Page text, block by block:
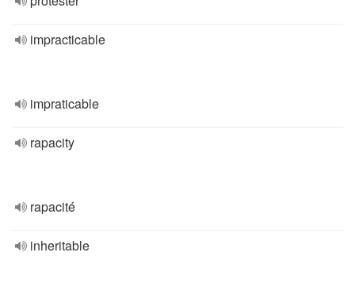
impracticable
impraticable
rapacity
rapacité
inheritable